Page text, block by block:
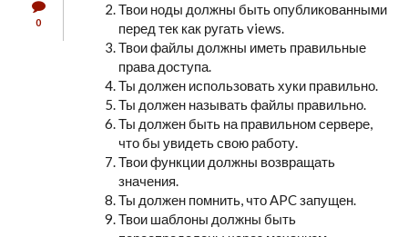
0
Твои ноды должны быть опубликованными
перед тек как ругать views.
Твои файлы должны иметь правильные
права доступа.
Ты должен использовать хуки правильно.
Ты должен называть файлы правильно.
Ты должен быть на правильном сервере,
что бы увидеть свою работу.
Твои функции должны возвращать
значения.
Ты должен помнить, что APC запущен.
Твои шаблоны должны быть